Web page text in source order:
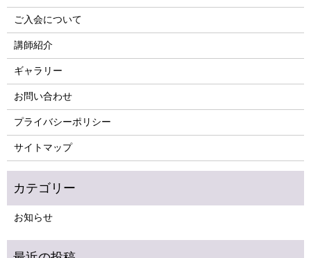
ご入会について
講師紹介
ギャラリー
お問い合わせ
プライバシーポリシー
サイトマップ
お知らせ